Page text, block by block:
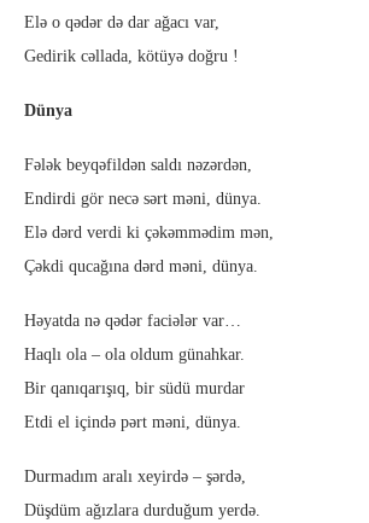
Elə o qədər də dar ağacı var,
Gedirik cəllada, kötüyə doğru !
Dünya
Fələk beyqəfildən saldı nəzərdən,
Endirdi gör necə sərt məni, dünya.
Elə dərd verdi ki çəkəmmədim mən,
Çəkdi qucağına dərd məni, dünya.
Həyatda nə qədər faciələr var…
Haqlı ola – ola oldum günahkar.
Bir qanıqarışıq, bir südü murdar
Etdi el içində pərt məni, dünya.
Durmadım aralı xeyirdə – şərdə,
Düşdüm ağızlara durduğum yerdə.